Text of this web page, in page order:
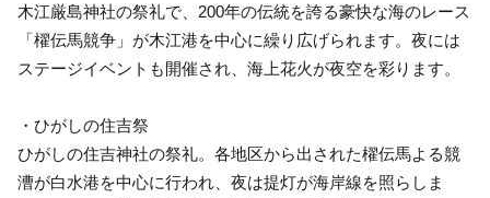
木江厳島神社の祭礼で、200年の伝統を誇る豪快な海のレース
「櫂伝馬競争」が木江港を中心に繰り広げられます。夜には
ステージイベントも開催され、海上花火が夜空を彩ります。
・ひがしの住吉祭
ひがしの住吉神社の祭礼。各地区から出された櫂伝馬よる競
漕が白水港を中心に行われ、夜は提灯が海岸線を照らしま